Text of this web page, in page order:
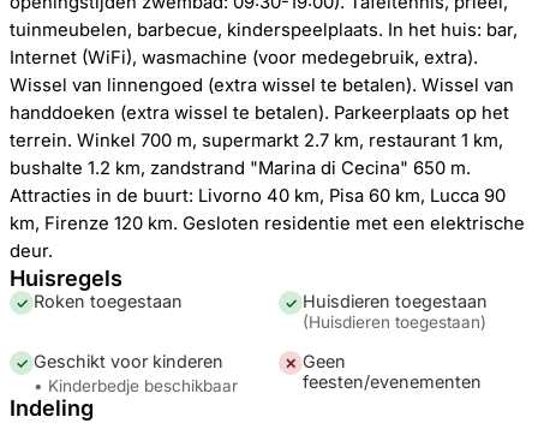
tuinmeubelen, barbecue, kinderspeelplaats. In het huis: bar,
Internet (WiFi), wasmachine (voor medegebruik, extra).
Wissel van linnengoed (extra wissel te betalen). Wissel van
handdoeken (extra wissel te betalen). Parkeerplaats op het
terrein. Winkel 700 m, supermarkt 2.7 km, restaurant 1 km,
bushalte 1.2 km, zandstrand "Marina di Cecina" 650 m.
Attracties in de buurt: Livorno 40 km, Pisa 60 km, Lucca 90
km, Firenze 120 km. Gesloten residentie met een elektrische
deur.
Huisregels
✓ Roken toegestaan ✓ Huisdieren toegestaan
(Huisdieren toegestaan)
✓ Geschikt voor kinderen
• Kinderbedje beschikbaar
✕ Geen
feesten/evenementen
Indeling